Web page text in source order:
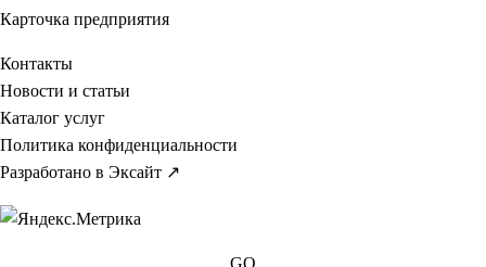
Карточка предприятия
Контакты
Новости и статьи
Каталог услуг
Политика конфиденциальности
Разработано в Эксайт ↗
GO